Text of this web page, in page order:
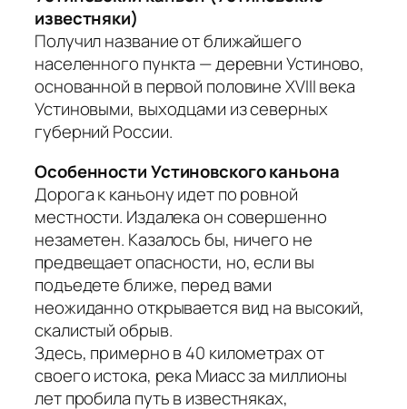
известняки)
Получил название от ближайшего
населенного пункта — деревни Устиново,
основанной в первой половине XVIII века
Устиновыми, выходцами из северных
губерний России.
Особенности Устиновского каньона
Дорога к каньону идет по ровной
местности. Издалека он совершенно
незаметен. Казалось бы, ничего не
предвещает опасности, но, если вы
подъедете ближе, перед вами
неожиданно открывается вид на высокий,
скалистый обрыв.
Здесь, примерно в 40 километрах от
своего истока, река Миасс за миллионы
лет пробила путь в известняках,